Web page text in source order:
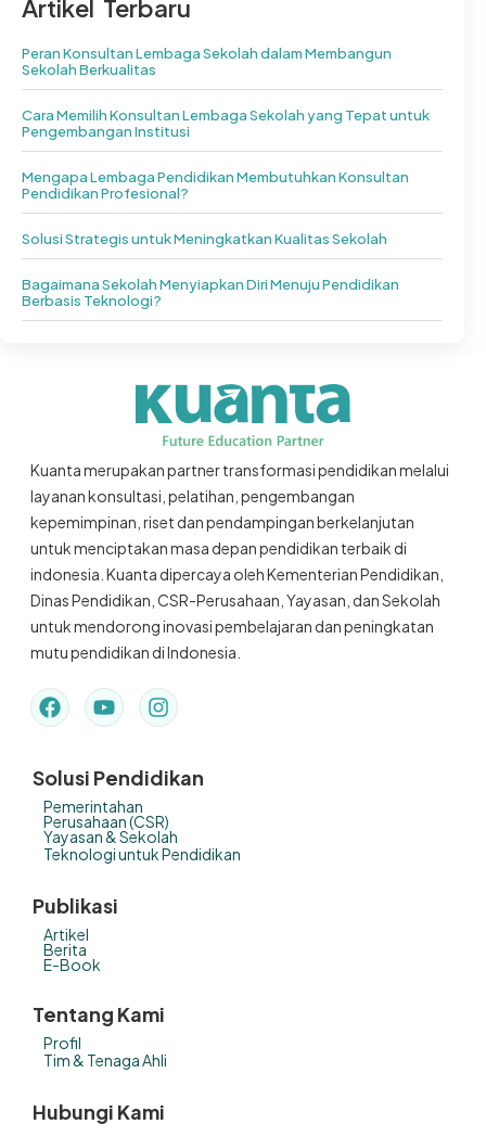
Artikel Terbaru
Peran Konsultan Lembaga Sekolah dalam Membangun
Sekolah Berkualitas
Cara Memilih Konsultan Lembaga Sekolah yang Tepat untuk
Pengembangan Institusi
Mengapa Lembaga Pendidikan Membutuhkan Konsultan
Pendidikan Profesional?
Solusi Strategis untuk Meningkatkan Kualitas Sekolah
Bagaimana Sekolah Menyiapkan Diri Menuju Pendidikan
Berbasis Teknologi?
Kuanta merupakan partner transformasi pendidikan melalui
layanan konsultasi, pelatihan, pengembangan
kepemimpinan, riset dan pendampingan berkelanjutan
untuk menciptakan masa depan pendidikan terbaik di
indonesia. Kuanta dipercaya oleh Kementerian Pendidikan,
Dinas Pendidikan, CSR-Perusahaan, Yayasan, dan Sekolah
untuk mendorong inovasi pembelajaran dan peningkatan
mutu pendidikan di Indonesia.
Solusi Pendidikan
Pemerintahan
Perusahaan (CSR)
Yayasan & Sekolah
Teknologi untuk Pendidikan
Publikasi
Artikel
Berita
E-Book
Tentang Kami
Profil
Tim & Tenaga Ahli
Hubungi Kami